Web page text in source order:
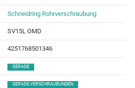
Schneidring Rohrverschraubung
SV15L OMD
4251768501346
GERADE
GERADE VERSCHRAUBUNGEN